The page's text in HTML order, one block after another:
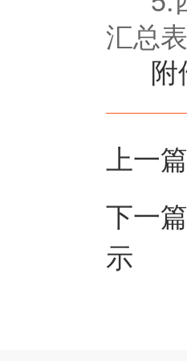
汇总表
附
上一
下一
示